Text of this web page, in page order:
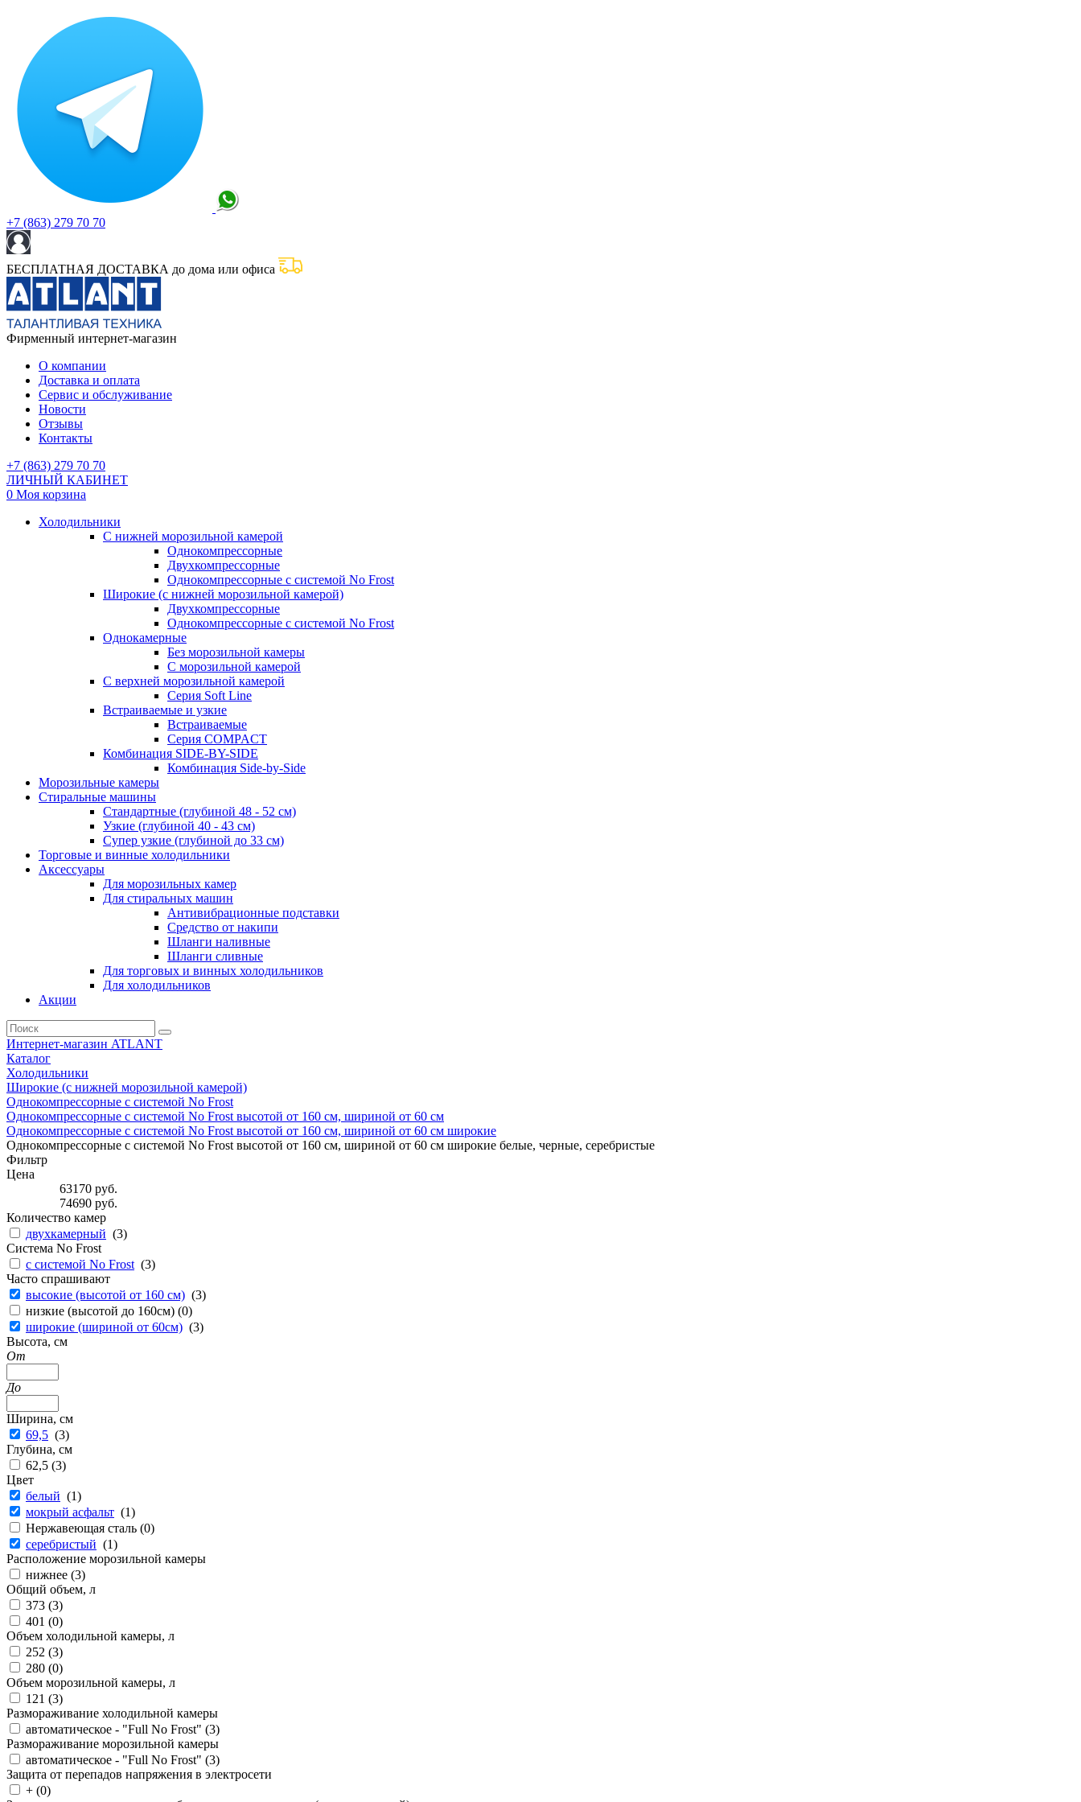
+7 (863) 279 70 70
БЕСПЛАТНАЯ ДОСТАВКА до дома или офиса
Фирменный интернет-магазин
О компании
Доставка и оплата
Сервис и обслуживание
Новости
Отзывы
Контакты
+7 (863) 279 70 70
ЛИЧНЫЙ КАБИНЕТ
0 Моя корзина
Холодильники
С нижней морозильной камерой
Однокомпрессорные
Двухкомпрессорные
Однокомпрессорные с системой No Frost
Широкие (с нижней морозильной камерой)
Двухкомпрессорные
Однокомпрессорные с системой No Frost
Однокамерные
Без морозильной камеры
С морозильной камерой
С верхней морозильной камерой
Серия Soft Line
Встраиваемые и узкие
Встраиваемые
Серия СOMPACT
Комбинация SIDE-BY-SIDE
Комбинация Side-by-Side
Морозильные камеры
Стиральные машины
Стандартные (глубиной 48 - 52 см)
Узкие (глубиной 40 - 43 см)
Супер узкие (глубиной до 33 см)
Торговые и винные холодильники
Аксессуары
Для морозильных камер
Для стиральных машин
Антивибрационные подставки
Средство от накипи
Шланги наливные
Шланги сливные
Для торговых и винных холодильников
Для холодильников
Акции
Интернет-магазин ATLANT
Каталог
Холодильники
Широкие (с нижней морозильной камерой)
Однокомпрессорные с системой No Frost
Однокомпрессорные с системой No Frost высотой от 160 см, шириной от 60 см
Однокомпрессорные с системой No Frost высотой от 160 см, шириной от 60 см широкие
Однокомпрессорные с системой No Frost высотой от 160 см, шириной от 60 см широкие белые, черные, серебристые
Фильтр
Цена
63170 руб.
74690 руб.
Количество камер
двухкамерный (3)
Система No Frost
с системой No Frost (3)
Часто спрашивают
высокие (высотой от 160 см) (3)
низкие (высотой до 160см) (0)
широкие (шириной от 60см) (3)
Высота, см
От
До
Ширина, см
69,5 (3)
Глубина, см
62,5 (3)
Цвет
белый (1)
мокрый асфальт (1)
Нержавеющая сталь (0)
серебристый (1)
Расположение морозильной камеры
нижнее (3)
Общий объем, л
373 (3)
401 (0)
Объем холодильной камеры, л
252 (3)
280 (0)
Объем морозильной камеры, л
121 (3)
Размораживание холодильной камеры
автоматическое - "Full No Frost" (3)
Размораживание морозильной камеры
автоматическое - "Full No Frost" (3)
Защита от перепадов напряжения в электросети
+ (0)